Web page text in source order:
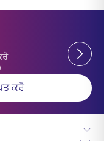
Previous
ਕਰੋ